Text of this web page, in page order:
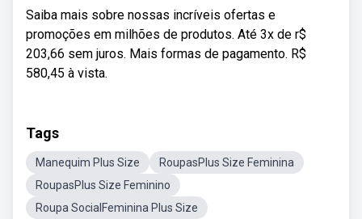
Saiba mais sobre nossas incríveis ofertas e
promoções em milhões de produtos. Até 3x de r$
203,66 sem juros. Mais formas de pagamento. R$
580,45 à vista.
Tags
Manequim Plus Size
RoupasPlus Size Feminina
RoupasPlus Size Feminino
Roupa SocialFeminina Plus Size